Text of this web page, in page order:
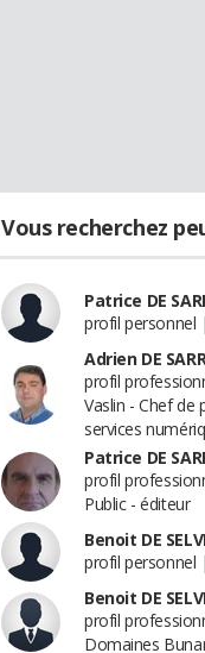
Vous recherchez
Patrice DE
profil personnel
Adrien DE
profil
Vaslin - Chef de
services
Patrice DE
profil
Public - éditeur
Benoit DE
profil personnel
Benoit DE
profil
Domaines